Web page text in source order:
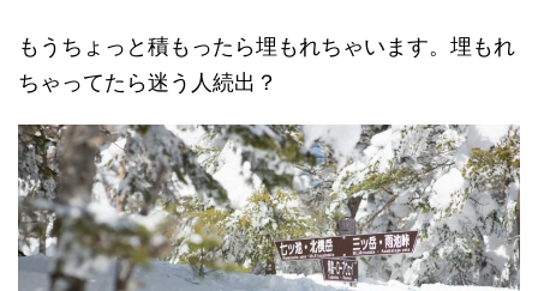
もうちょっと積もったら埋もれちゃいます。埋もれ
ちゃってたら迷う人続出？